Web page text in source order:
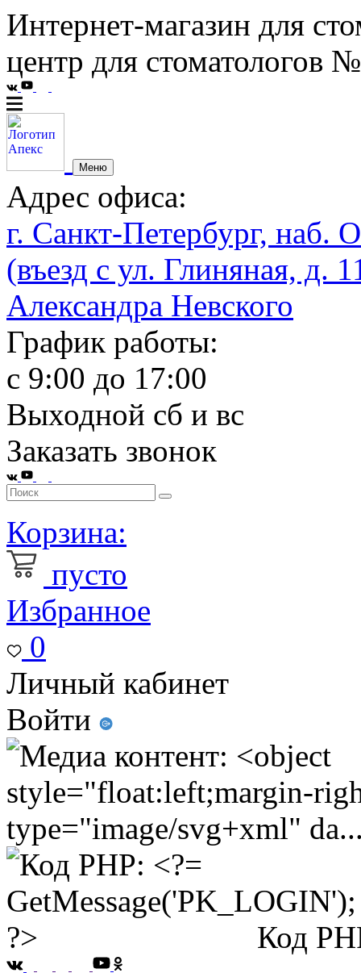
Интернет-магазин для
центр для стоматологов
Меню
Адрес офиса:
г. Санкт-Петербург, наб.
(въезд с ул. Глиняная, д.
Александра Невского
График работы:
с 9:00 до 17:00
Выходной сб и вс
Заказать звонок
Корзина:
пусто
Избранное
0
Личный кабинет
Войти
Код